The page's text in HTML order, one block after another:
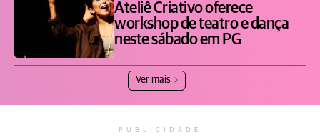
Ateliê Criativo oferece
workshop de teatro e dança
neste sábado em PG
Ver mais
PUBLICIDADE